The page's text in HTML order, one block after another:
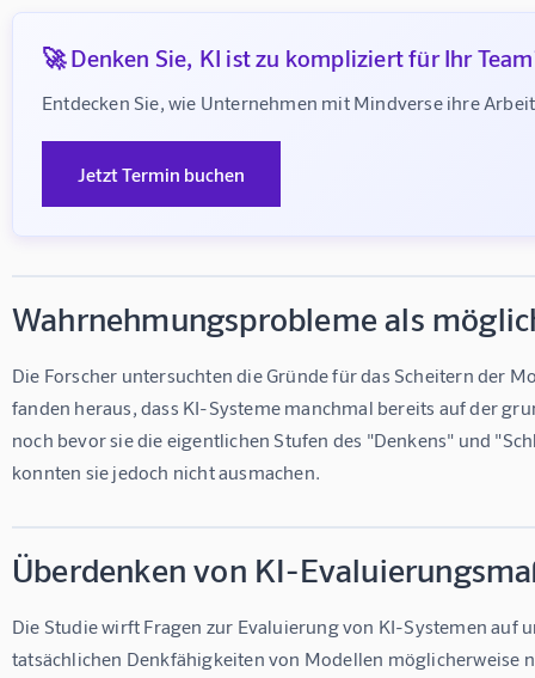
🚀 Denken Sie, KI ist zu kompliziert für Ihr
Entdecken Sie, wie Unternehmen mit Mindverse ihre
Jetzt Termin buchen
Wahrnehmungsprobleme als
Die Forscher untersuchten die Gründe für das Scheitern der
fanden heraus, dass KI-Systeme manchmal bereits auf der
noch bevor sie die eigentlichen Stufen des "Denkens" und
konnten sie jedoch nicht ausmachen.
Überdenken von KI-
Die Studie wirft Fragen zur Evaluierung von KI-Systemen auf
tatsächlichen Denkfähigkeiten von Modellen möglicherweise